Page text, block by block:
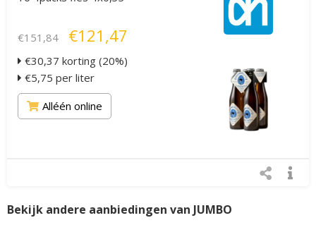
€151,84 €121,47
€30,37 korting (20%)
€5,75 per liter
Alléén online
Bekijk andere aanbiedingen van JUMBO